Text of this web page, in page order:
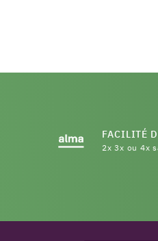
FACILITÉ
2x 3x ou 4x